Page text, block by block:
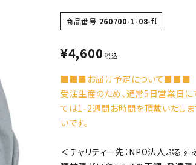
商品番号 260700-1-08-fl
¥4,600 税込
■■■お届け予定について■■■
受注生産のため、通常5日営業日に
ては1-2週間お時間を頂戴いたし
いです。
＜チャリティー先：NPO法人ぷるす